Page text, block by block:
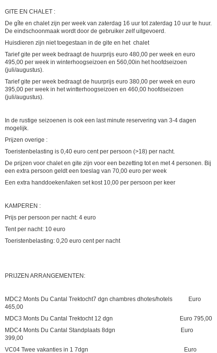
GITE EN CHALET :
De gîte en chalet zijn per week van zaterdag 16 uur tot zaterdag 10 uur te huur.
De eindschoonmaak wordt door de gebruiker zelf uitgevoerd.
Huisdieren zijn niet toegestaan in de gite en het chalet
Tarief gite per week bedraagt de huurprijs euro 480,00 per week en euro
495,00 per week in winterhoogseizoen en 560,00in het hoofdseizoen
(juli/augustus).
Tarief gite per week bedraagt de huurprijs euro 380,00 per week en euro
395,00 per week in het wintterhoogseizoen en 460,00 hoofdseizoen
(juli/augustus).
In de rustige seizoenen is ook een last minute reservering van 3-4 dagen
mogelijk.
Prijzen overige :
Toeristenbelasting is 0,40 euro cent per persoon (>18) per nacht.
De prijzen voor chalet en gite zijn voor een bezetting tot en met 4 personen. Bij
een extra persoon geldt een toeslag van 70,00 euro per week
Een extra handdoeken/laken set kost 10,00 per persoon per keer
KAMPEREN :
Prijs per persoon per nacht: 4 euro
Tent per nacht: 10 euro
Toeristenbelasting: 0,20 euro cent per nacht
PRIJZEN ARRANGEMENTEN:
MDC2 Monts Du Cantal Trektocht7 dgn chambres dhotes/hotels Euro
465,00
MDC3 Monts Du Cantal Trektocht 12 dgn Euro 795,00
MDC4 Monts Du Cantal Standplaats 8dgn Euro
399,00
VC04 Twee vakanties in 1 7dgn Euro